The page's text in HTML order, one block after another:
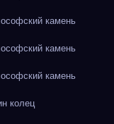
камень
камень
камень
колец